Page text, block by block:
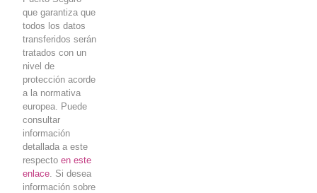
que garantiza que
todos los datos
transferidos serán
tratados con un
nivel de
protección acorde
a la normativa
europea. Puede
consultar
información
detallada a este
respecto en este
enlace. Si desea
información sobre